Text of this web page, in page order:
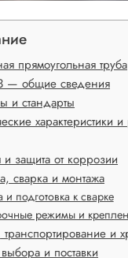
прямоугольная труба
— общие сведения
и стандарты
характеристики и
защита от коррозии
сварка и монтажа
и подготовка к сварке
режимы и
транспортирование и
и поставки